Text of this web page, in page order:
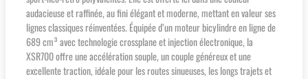
audacieuse et raffinée, au fini élégant et moderne, mettant en valeur ses
lignes classiques réinventées. Équipée d’un moteur bicylindre en ligne de
689 cm³ avec technologie crossplane et injection électronique, la
XSR700 offre une accélération souple, un couple généreux et une
excellente traction, idéale pour les routes sinueuses, les longs trajets et